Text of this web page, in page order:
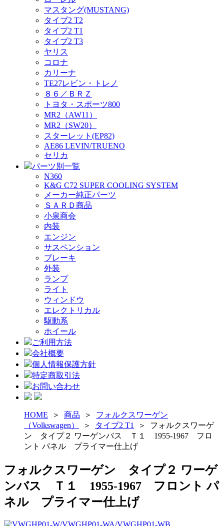
マスタング(MUSTANG)
タイプ2 T2
タイプ2 T1
タイプ2 T3
ヤリス
コロナ
カリーナ
TE27レビン・トレノ
８６／ＢＲＺ
トヨタ・スポーツ800
MR2（AW11）
MR2（SW20）
スターレット(EP82)
AE86 LEVIN/TRUENO
セリカ
パーツ別一覧
N360
K&G C72 SUPER COOLING SYSTEM
メーカー純正パーツ
ＳＡＲＤ商品
小泉商会
内装
エンジン
サスペンション
ブレーキ
外装
ランプ
ライト
ウィンドウ
エレクトリカル
駆動系
ホイール
ご利用方法
会社概要
個人情報保護方針
特定商取引法
お問い合わせ
HOME ＞ 商品 ＞ フォルクスワーゲン
（Volkswagen）
＞ タイプ2 T1 ＞ フォルクスワーゲ
ン タイプ２ ワーゲンバス Ｔ１ 1955-1967 フロ
ント パネル プライマー仕上げ
フォルクスワーゲン タイプ２ ワーゲ
ンバス Ｔ１ 1955-1967 フロント パ
ネル プライマー仕上げ